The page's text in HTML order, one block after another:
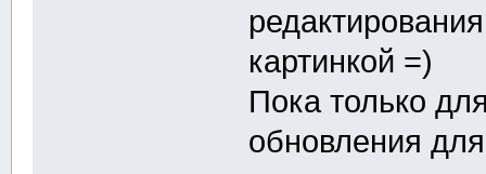
картинкой =)
Пока только
обновления